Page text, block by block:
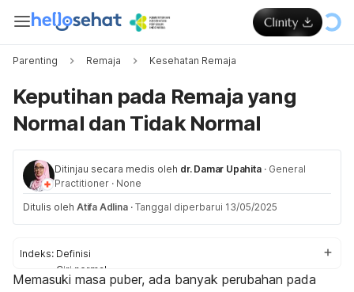
Parenting Remaja Kesehatan Remaja
Keputihan pada Remaja yang
Normal dan Tidak Normal
Ditinjau secara medis oleh dr. Damar Upahita · General
Practitioner · None
Ditulis oleh Atifa Adlina · Tanggal diperbarui 13/05/2025
Indeks: Definisi
Ciri normal
Ciri tidak normal
Memasuki masa puber, ada banyak perubahan pada